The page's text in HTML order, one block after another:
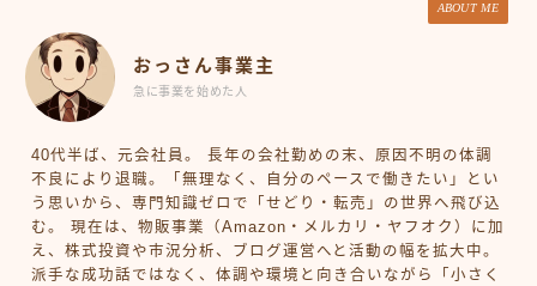
ABOUT ME
おっさん事業主
急に事業を始めた人
40代半ば、元会社員。 長年の会社勤めの末、原因不明の体調
不良により退職。「無理なく、自分のペースで働きたい」とい
う思いから、専門知識ゼロで「せどり・転売」の世界へ飛び込
む。 現在は、物販事業（Amazon・メルカリ・ヤフオク）に加
え、株式投資や市況分析、ブログ運営へと活動の幅を拡大中。
派手な成功話ではなく、体調や環境と向き合いながら「小さく